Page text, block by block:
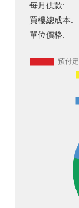
每月供款:
買樓總成本:
單位價格: